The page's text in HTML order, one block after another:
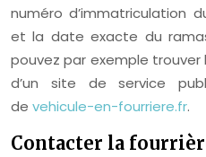
numéro d’immatriculation
et la date exacte du
pouvez par exemple
d’un site de service
de vehicule-en-fourriere.fr.
Contacter la